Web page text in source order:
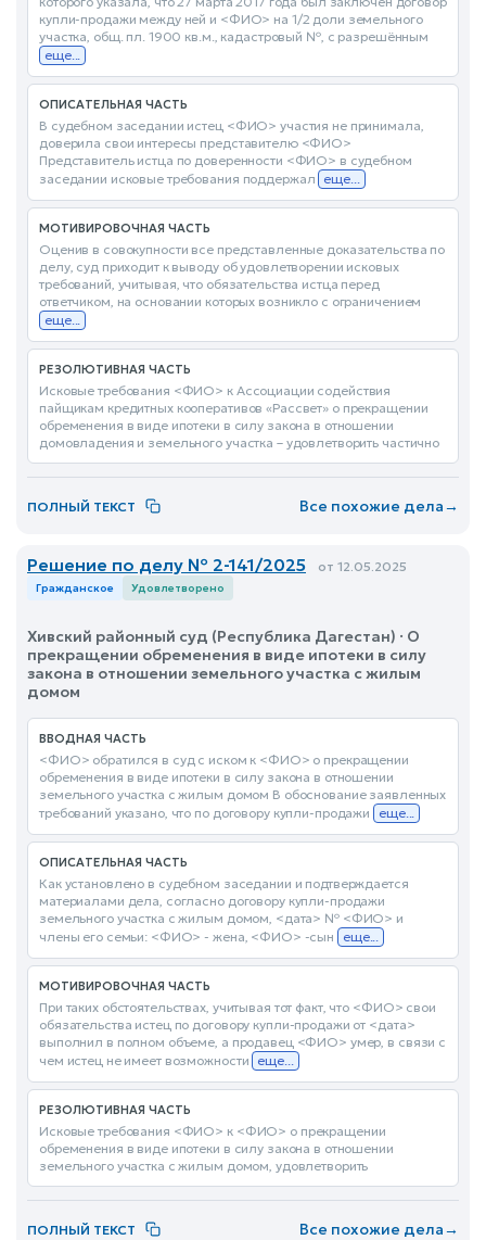
купли-продажи между ней и <ФИО> на 1/2 доли земельного
участка, общ. пл. 1900 кв.м., кадастровый №, с разрешённым
еще...
ОПИСАТЕЛЬНАЯ ЧАСТЬ
В судебном заседании истец <ФИО> участия не принимала,
доверила свои интересы представителю <ФИО>
Представитель истца по доверенности <ФИО> в судебном
заседании исковые требования поддержал еще...
МОТИВИРОВОЧНАЯ ЧАСТЬ
Оценив в совокупности все представленные доказательства по
делу, суд приходит к выводу об удовлетворении исковых
требований, учитывая, что обязательства истца перед
ответчиком, на основании которых возникло с ограничением
еще...
РЕЗОЛЮТИВНАЯ ЧАСТЬ
Исковые требования <ФИО> к Ассоциации содействия
пайщикам кредитных кооперативов «Рассвет» о прекращении
обременения в виде ипотеки в силу закона в отношении
домовладения и земельного участка – удовлетворить частично
ПОЛНЫЙ ТЕКСТ Все похожие дела→
Решение по делу № 2-141/2025 от 12.05.2025
Гражданское Удовлетворено
Хивский районный суд (Республика Дагестан) · О
прекращении обременения в виде ипотеки в силу
закона в отношении земельного участка с жилым
домом
ВВОДНАЯ ЧАСТЬ
<ФИО> обратился в суд с иском к <ФИО> о прекращении
обременения в виде ипотеки в силу закона в отношении
земельного участка с жилым домом В обоснование заявленных
требований указано, что по договору купли-продажи
еще...
ОПИСАТЕЛЬНАЯ ЧАСТЬ
Как установлено в судебном заседании и подтверждается
материалами дела, согласно договору купли-продажи
земельного участка с жилым домом, <дата> № <ФИО> и
члены его семьи: <ФИО> - жена, <ФИО> -сын
еще...
МОТИВИРОВОЧНАЯ ЧАСТЬ
При таких обстоятельствах, учитывая тот факт, что <ФИО> свои
обязательства истец по договору купли-продажи от <дата>
выполнил в полном объеме, а продавец <ФИО> умер, в связи с
чем истец не имеет возможности еще...
РЕЗОЛЮТИВНАЯ ЧАСТЬ
Исковые требования <ФИО> к <ФИО> о прекращении
обременения в виде ипотеки в силу закона в отношении
земельного участка с жилым домом, удовлетворить
ПОЛНЫЙ ТЕКСТ Все похожие дела→